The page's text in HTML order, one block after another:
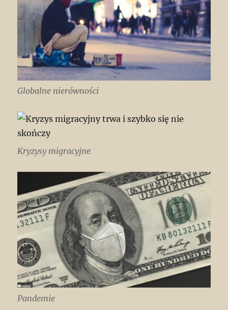
Globalne nierówności
Kryzysy migracyjne
Pandemie